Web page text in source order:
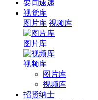
要闻速递
视觉库
图片库 视频库
图片库
视频库
图片库
视频库
招贤纳士